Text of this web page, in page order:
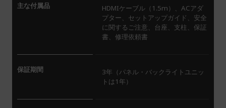
主な付属品
HDMIケーブル（1.5m）、ACアダ
プター、セットアップガイド、安全
に関するご注意、台座、支柱、保証
書、修理依頼書
保証期間
3年（パネル・バックライトユニッ
トは1年）